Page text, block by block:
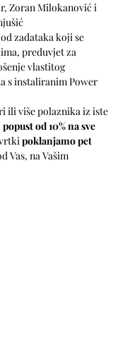
Zoran Milokanović i
zadataka koji se
preduvjet za
vlastitog
s instaliranim Power
ili više polaznika iz iste
popust od 10% na sve
poklanjamo pet
Vas, na Vašim